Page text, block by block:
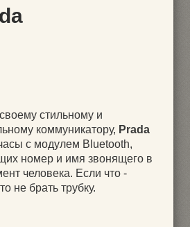
стильному и
коммуникатору, Prada
с модулем Bluetooth,
номер и имя звонящего в
человека. Если что -
не брать трубку.